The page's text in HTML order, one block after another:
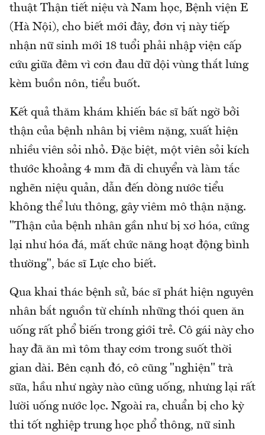
thuật Thận tiết niệu và Nam học, Bệnh viện E
(Hà Nội), cho biết mới đây, đơn vị này tiếp
nhận nữ sinh mới 18 tuổi phải nhập viện cấp
cứu giữa đêm vì cơn đau dữ dội vùng thắt lưng
kèm buồn nôn, tiểu buốt.
Kết quả thăm khám khiến bác sĩ bất ngờ bởi
thận của bệnh nhân bị viêm nặng, xuất hiện
nhiều viên sỏi nhỏ. Đặc biệt, một viên sỏi kích
thước khoảng 4 mm đã di chuyển và làm tắc
nghẽn niệu quản, dẫn đến dòng nước tiểu
không thể lưu thông, gây viêm mô thận nặng.
"Thận của bệnh nhân gần như bị xơ hóa, cứng
lại như hóa đá, mất chức năng hoạt động bình
thường", bác sĩ Lực cho biết.
Qua khai thác bệnh sử, bác sĩ phát hiện nguyên
nhân bắt nguồn từ chính những thói quen ăn
uống rất phổ biến trong giới trẻ. Cô gái này cho
hay đã ăn mì tôm thay cơm trong suốt thời
gian dài. Bên cạnh đó, cô cũng "nghiện" trà
sữa, hầu như ngày nào cũng uống, nhưng lại rất
lười uống nước lọc. Ngoài ra, chuẩn bị cho kỳ
thi tốt nghiệp trung học phổ thông, nữ sinh